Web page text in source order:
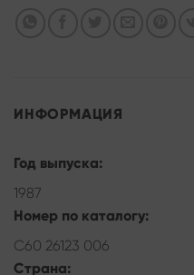
ИНФОРМАЦИЯ
Год выпуска:
1987
Номер по каталогу:
С60 26123 006
Страна: